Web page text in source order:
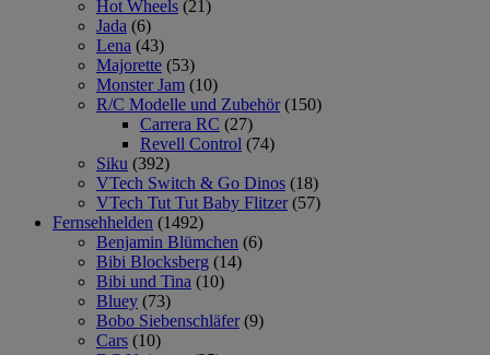
Hot Wheels (21)
Jada (6)
Lena (43)
Majorette (53)
Monster Jam (10)
R/C Modelle und Zubehör (150)
Carrera RC (27)
Revell Control (74)
Siku (392)
VTech Switch & Go Dinos (18)
VTech Tut Tut Baby Flitzer (57)
Fernsehhelden (1492)
Benjamin Blümchen (6)
Bibi Blocksberg (14)
Bibi und Tina (10)
Bluey (73)
Bobo Siebenschläfer (9)
Cars (10)